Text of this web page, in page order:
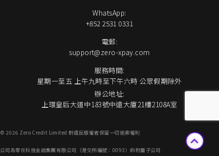
WhatsApp:
+852 2531 0331
電郵:
support@zero-xpay.com
服務時間:
星期一至五 上午九時至下午六時 公眾假期除外
辦公地址:
上環皇后大道中183號中遠大廈21樓2108A室
© 2026 Zero Credit Limited 對違反版權者保留一切追索權利
公司為零在科技金融集團有限公司（港交所編號：0093）的附屬子公司